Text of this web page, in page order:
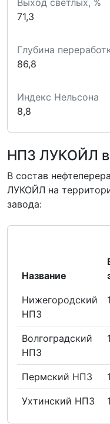
Выход светлых, %
71,3
Глубина
86,8
Индекс Нельсона
8,8
НПЗ ЛУКОЙЛ в
В состав
ЛУКОЙЛ на
завода:
Название
Нижегородский
НПЗ
Волгоградский
НПЗ
Пермский НПЗ
Ухтинский НПЗ